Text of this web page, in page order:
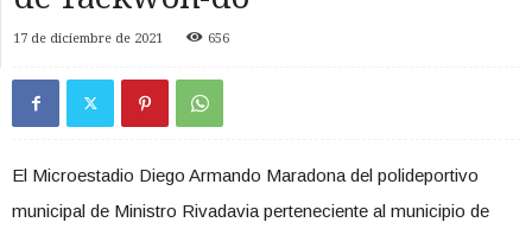
17 de diciembre de 2021 656
El Microestadio Diego Armando Maradona del polideportivo
municipal de Ministro Rivadavia perteneciente al municipio de